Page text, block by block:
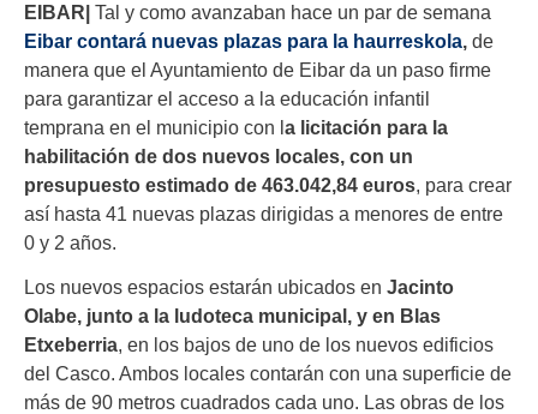
EIBAR| Tal y como avanzaban hace un par de semana
Eibar contará nuevas plazas para la haurreskola, de
manera que el Ayuntamiento de Eibar da un paso firme
para garantizar el acceso a la educación infantil
temprana en el municipio con l a licitación para la
habilitación de dos nuevos locales, con un
presupuesto estimado de 463.042,84 euros, para crear
así hasta 41 nuevas plazas dirigidas a menores de entre
0 y 2 años.
Los nuevos espacios estarán ubicados en Jacinto
Olabe, junto a la ludoteca municipal, y en Blas
Etxeberria , en los bajos de uno de los nuevos edificios
del Casco. Ambos locales contarán con una superficie de
más de 90 metros cuadrados cada uno. Las obras de los